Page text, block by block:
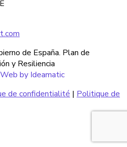
Web by Ideamatic
de confidentialité | Politique de